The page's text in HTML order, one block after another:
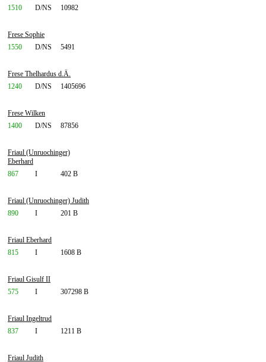
1510
D/NS 10982
Frese Sophie
1550
D/NS 5491
Frese Thelhardus d.Ä.
1240
D/NS 1405696
Frese Wilken
1400
D/NS 87856
Friaul (Unruochinger)
Eberhard
867
I 402 B
Friaul (Unruochinger) Judith
890
I 201 B
Friaul Eberhard
815
I 1608 B
Friaul Gisulf II
575
I 307298 B
Friaul Ingeltrud
837
I 1211 B
Friaul Judith